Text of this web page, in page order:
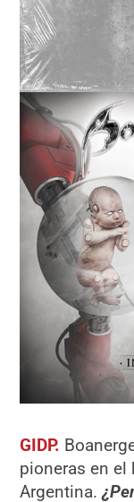
GIDP.
pioneras en el
Argentina.